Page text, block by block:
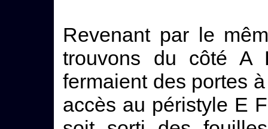
Revenant par le
trouvons du côté
fermaient des portes
accès au péristyle E